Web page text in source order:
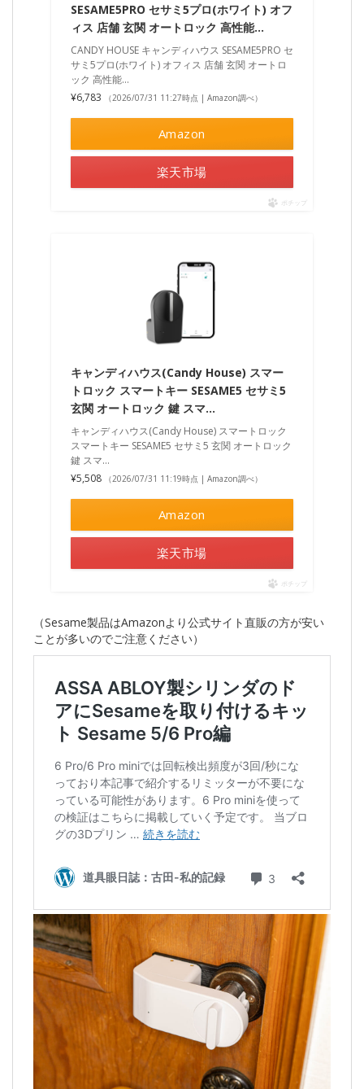
SESAME5PRO セサミ5プロ(ホワイト) オフ
ィス 店舗 玄関 オートロック 高性能…
CANDY HOUSE キャンディハウス SESAME5PRO セ
サミ5プロ(ホワイト) オフィス 店舗 玄関 オートロ
ック 高性能…
¥6,783
（2026/07/31 11:27時点 | Amazon調べ）
Amazon
楽天市場
ポチップ
キャンディハウス(Candy House) スマー
トロック スマートキー SESAME5 セサミ5
玄関 オートロック 鍵 スマ…
キャンディハウス(Candy House) スマートロック
スマートキー SESAME5 セサミ5 玄関 オートロック
鍵 スマ…
¥5,508
（2026/07/31 11:19時点 | Amazon調べ）
Amazon
楽天市場
ポチップ
（Sesame製品はAmazonより公式サイト直販の方が安い
ことが多いのでご注意ください）